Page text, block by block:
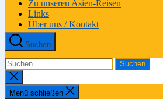
Zu unseren Asien-Reisen
Links
Über uns / Kontakt
Suchen
Suchen
nach:
Suche
schließen
Menü schließen